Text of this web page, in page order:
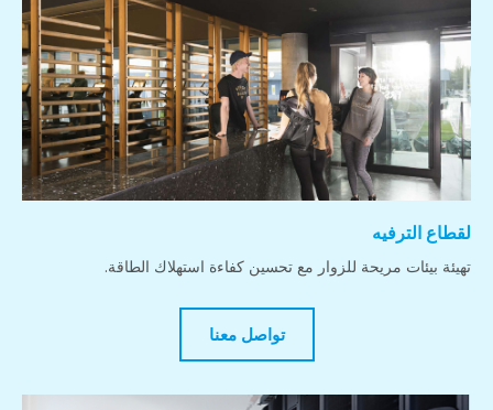
لقطاع الترفيه
تهيئة بيئات مريحة للزوار مع تحسين كفاءة استهلاك الطاقة.
تواصل معنا